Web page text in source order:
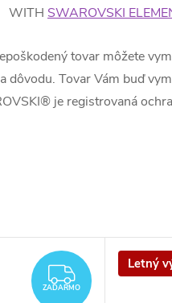
WITH SWAROVSKI
tovar môžete
dôvodu. Tovar Vám buď
je registrovaná
ZADARMO
ZADARMO
Letný